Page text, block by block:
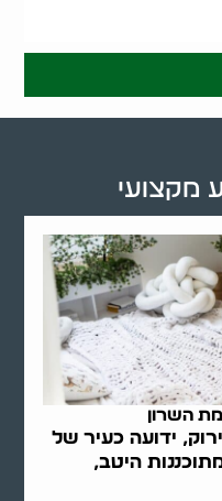
השרון
ידועה כעיר של
היטב,
מקצועי